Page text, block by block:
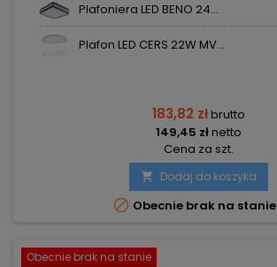
Plafoniera LED BENO 24...
Plafon LED CERS 22W MV...
183,82 złbrutto
149,45 złnetto
Cena za szt.
 Dodaj do koszyka
 Obecnie brak na stanie
Obecnie brak na stanie